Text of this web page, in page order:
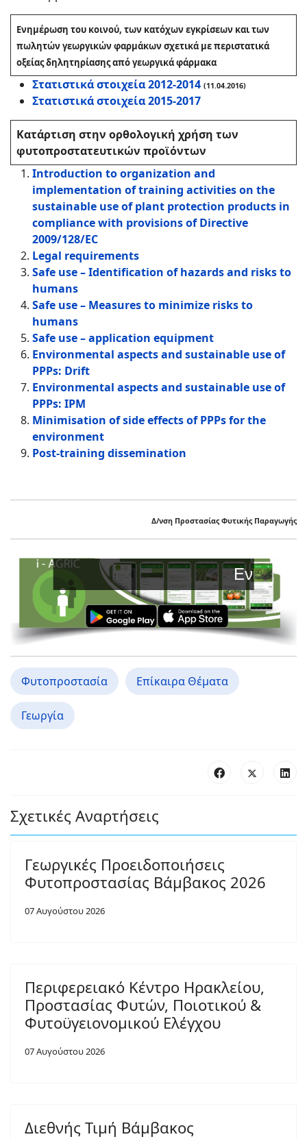
Ενημέρωση του κοινού, των κατόχων εγκρίσεων και των
πωλητών γεωργικών φαρμάκων σχετικά με περιστατικά
οξείας δηλητηρίασης από γεωργικά φάρμακα
Στατιστικά στοιχεία 2012-2014 (11.04.2016)
Στατιστικά στοιχεία 2015-2017
Κατάρτιση στην ορθολογική χρήση των
φυτοπροστατευτικών προϊόντων
Introduction to organization and
implementation of training activities on the
sustainable use of plant protection products in
compliance with provisions of Directive
2009/128/EC
Legal requirements
Safe use – Identification of hazards and risks to
humans
Safe use – Measures to minimize risks to
humans
Safe use – application equipment
Environmental aspects and sustainable use of
PPPs: Drift
Environmental aspects and sustainable use of
PPPs: IPM
Minimisation of side effects of PPPs for the
environment
Post-training dissemination
Δ/νση Προστασίας Φυτικής Παραγωγής
Ενισχύστε
Φυτοπροστασία Επίκαιρα Θέματα
Γεωργία
Σχετικές Αναρτήσεις
Γεωργικές Προειδοποιήσεις
Φυτοπροστασίας Βάμβακος 2026
07 Αυγούστου 2026
Περιφερειακό Κέντρο Ηρακλείου,
Προστασίας Φυτών, Ποιοτικού &
Φυτοϋγειονομικού Ελέγχου
07 Αυγούστου 2026
Διεθνής Τιμή Βάμβακος